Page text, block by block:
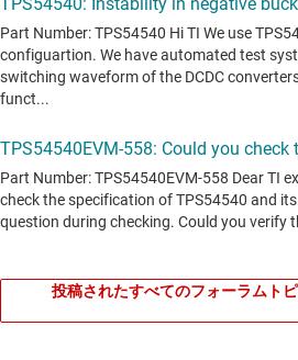
投稿されたすべてのフォーラムト